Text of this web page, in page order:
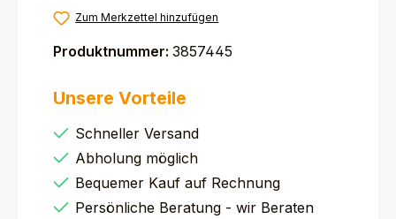
Zum Merkzettel hinzufügen
Produktnummer: 3857445
Unsere Vorteile
Schneller Versand
Abholung möglich
Bequemer Kauf auf Rechnung
Persönliche Beratung - wir Beraten